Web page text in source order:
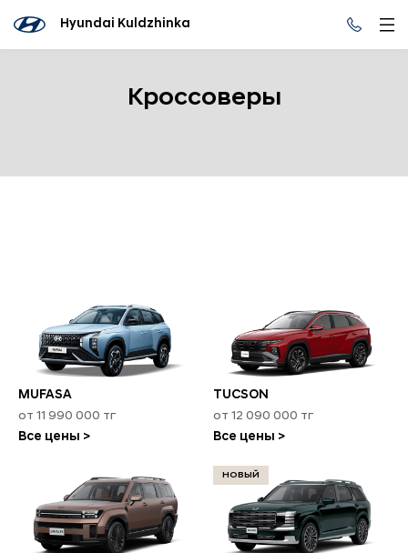
Hyundai Kuldzhinka
Кроссоверы
MUFASA
от 11 990 000 тг
Все цены >
TUCSON
от 12 090 000 тг
Все цены >
НОВЫЙ